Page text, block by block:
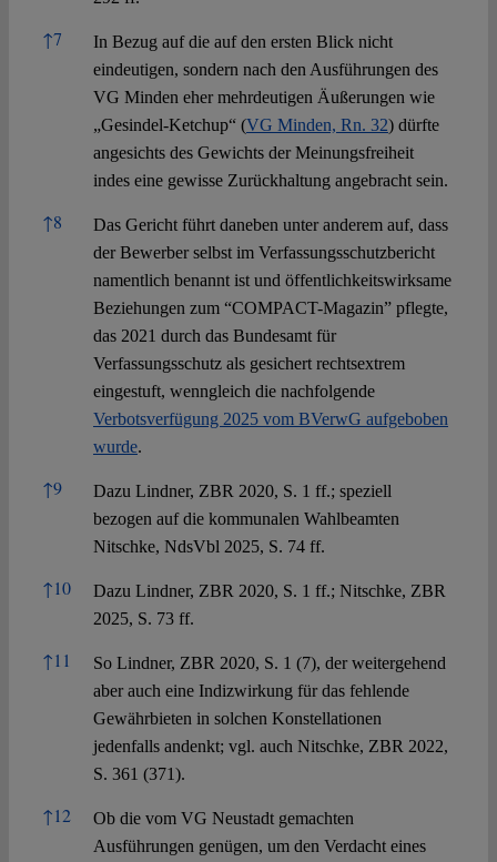
↑7
In Bezug auf die auf den ersten Blick nicht
eindeutigen, sondern nach den Ausführungen des
VG Minden eher mehrdeutigen Äußerungen wie
„Gesindel-Ketchup“ (VG Minden, Rn. 32) dürfte
angesichts des Gewichts der Meinungsfreiheit
indes eine gewisse Zurückhaltung angebracht sein.
↑8
Das Gericht führt daneben unter anderem auf, dass
der Bewerber selbst im Verfassungsschutzbericht
namentlich benannt ist und öffentlichkeitswirksame
Beziehungen zum “COMPACT-Magazin” pflegte,
das 2021 durch das Bundesamt für
Verfassungsschutz als gesichert rechtsextrem
eingestuft, wenngleich die nachfolgende
Verbotsverfügung 2025 vom BVerwG aufgeboben
wurde.
↑9
Dazu Lindner, ZBR 2020, S. 1 ff.; speziell
bezogen auf die kommunalen Wahlbeamten
Nitschke, NdsVbl 2025, S. 74 ff.
↑10
Dazu Lindner, ZBR 2020, S. 1 ff.; Nitschke, ZBR
2025, S. 73 ff.
↑11
So Lindner, ZBR 2020, S. 1 (7), der weitergehend
aber auch eine Indizwirkung für das fehlende
Gewährbieten in solchen Konstellationen
jedenfalls andenkt; vgl. auch Nitschke, ZBR 2022,
S. 361 (371).
↑12
Ob die vom VG Neustadt gemachten
Ausführungen genügen, um den Verdacht eines